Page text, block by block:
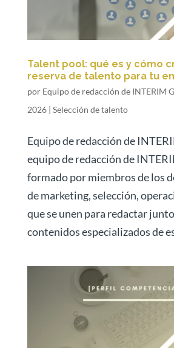
Talent pool: qué es y cómo
reserva de talento para tu
por Equipo de redacción de INTERIM
2026| Selección de talento
Equipo de redacción de
equipo de redacción de
formado por miembros de los
de marketing, selección,
que se unen para redactar
contenidos especializados de